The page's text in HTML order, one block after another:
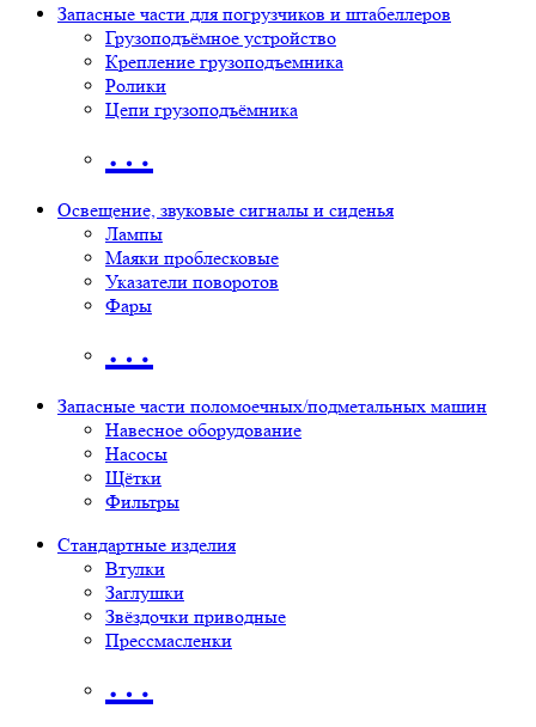
Запасные части для погрузчиков и штабеллеров
Грузоподъёмное устройство
Крепление грузоподъемника
Ролики
Цепи грузоподъёмника
…
Освещение, звуковые сигналы и сиденья
Лампы
Маяки проблесковые
Указатели поворотов
Фары
…
Запасные части поломоечных/подметальных машин
Навесное оборудование
Насосы
Щётки
Фильтры
Стандартные изделия
Втулки
Заглушки
Звёздочки приводные
Прессмасленки
…